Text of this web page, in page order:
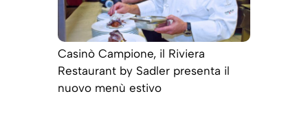
Casinò Campione, il Riviera
Restaurant by Sadler presenta il
nuovo menù estivo